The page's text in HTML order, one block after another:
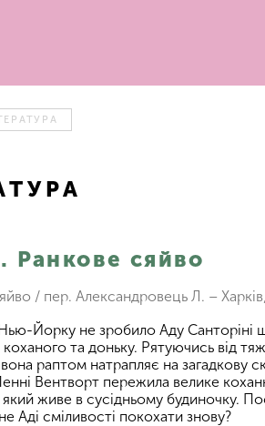
Ранкове сяйво
/ пер. Александровець Л. –
Йорку не зробило Аду Санторіні
та доньку. Рятуючись від
раптом натрапляє на загадкову
Вентворт пережила велике
живе в сусідньому будиночку.
Аді сміливості покохати знову?